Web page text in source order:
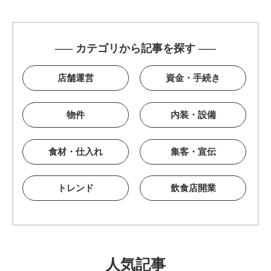
カテゴリから記事を探す
店舗運営 資金・手続き
物件 内装・設備
食材・仕入れ 集客・宣伝
トレンド 飲食店開業
人気記事